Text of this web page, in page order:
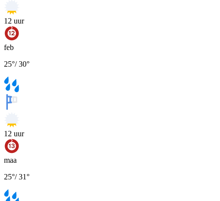
12 uur
feb
25°/30°
12 uur
maa
25°/31°